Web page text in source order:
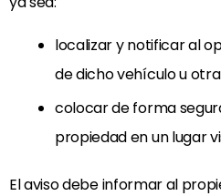
localizar y notificar al
de dicho vehículo u
colocar de forma
propiedad en un lugar
El aviso debe informar al